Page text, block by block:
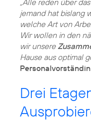
„Alle reden über das
jemand hat bislang
welche Art von
Wir wollen in den
wir unsere
Hause aus optimal
Drei